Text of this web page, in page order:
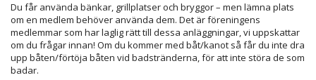
Du får använda bänkar, grillplatser och bryggor – men lämna plats
om en medlem behöver använda dem. Det är föreningens
medlemmar som har laglig rätt till dessa anläggningar, vi uppskattar
om du frågar innan! Om du kommer med båt/kanot så får du inte dra
upp båten/förtöja båten vid badstränderna, för att inte störa de som
badar.